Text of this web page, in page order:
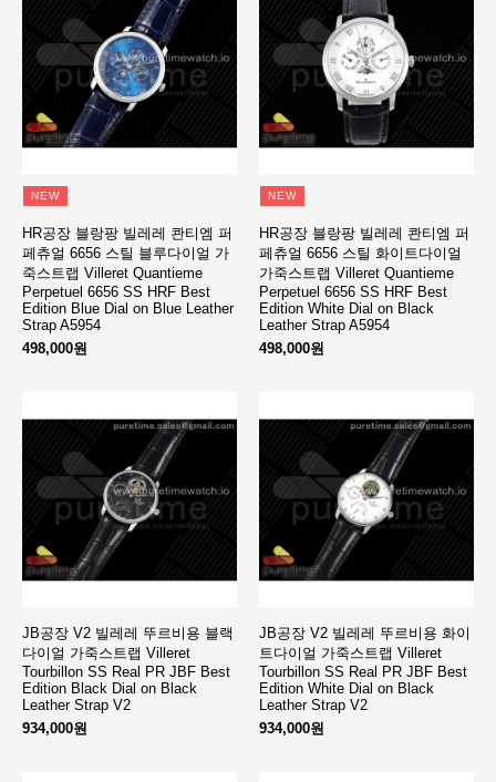
NEW
HR공장 블랑팡 빌레레 콴티엠 퍼
페츄얼 6656 스틸 블루다이얼 가
죽스트랩 Villeret Quantieme
Perpetuel 6656 SS HRF Best
Edition Blue Dial on Blue Leather
Strap A5954
498,000원
NEW
HR공장 블랑팡 빌레레 콴티엠 퍼
페츄얼 6656 스틸 화이트다이얼
가죽스트랩 Villeret Quantieme
Perpetuel 6656 SS HRF Best
Edition White Dial on Black
Leather Strap A5954
498,000원
JB공장 V2 빌레레 뚜르비용 블랙
다이얼 가죽스트랩 Villeret
Tourbillon SS Real PR JBF Best
Edition Black Dial on Black
Leather Strap V2
934,000원
JB공장 V2 빌레레 뚜르비용 화이
트다이얼 가죽스트랩 Villeret
Tourbillon SS Real PR JBF Best
Edition White Dial on Black
Leather Strap V2
934,000원